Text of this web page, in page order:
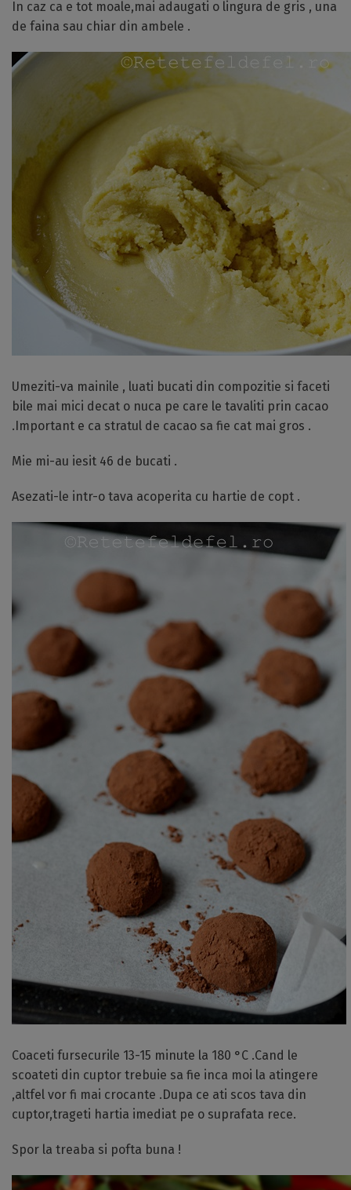
In caz ca e tot moale,mai adaugati o lingura de gris , una
de faina sau chiar din ambele .
Umeziti-va mainile , luati bucati din compozitie si faceti
bile mai mici decat o nuca pe care le tavaliti prin cacao
.Important e ca stratul de cacao sa fie cat mai gros .
Mie mi-au iesit 46 de bucati .
Asezati-le intr-o tava acoperita cu hartie de copt .
Coaceti fursecurile 13-15 minute la 180 °C .Cand le
scoateti din cuptor trebuie sa fie inca moi la atingere
,altfel vor fi mai crocante .Dupa ce ati scos tava din
cuptor,trageti hartia imediat pe o suprafata rece.
Spor la treaba si pofta buna !